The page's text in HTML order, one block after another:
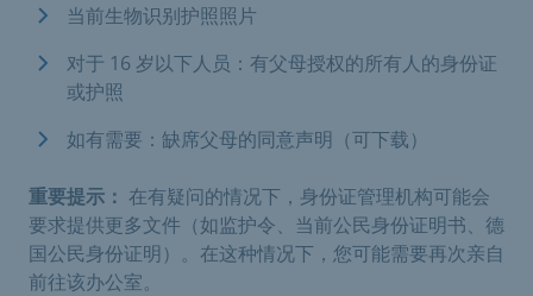
当前生物识别护照照片
对于 16 岁以下人员：有父母授权的所有人的身份证
或护照
如有需要：缺席父母的同意声明（可下载）
重要提示： 在有疑问的情况下，身份证管理机构可能会
要求提供更多文件（如监护令、当前公民身份证明书、德
国公民身份证明）。在这种情况下，您可能需要再次亲自
前往该办公室。